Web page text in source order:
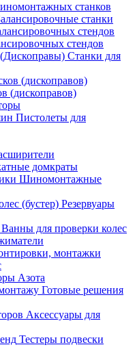
станков
станки
стендов
Станки для
(дископравов)
Пистолеты для
домкраты
Шиномонтажные
Резервуары
Ванны для проверки колес
монтажки
Азота
Готовые решения
Аксессуары для
Тестеры подвески